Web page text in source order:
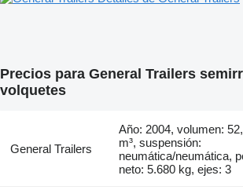
Precios para General Trailers
volquetes
General Trailers
Año: 2004, volumen:
m³, suspensión:
neumática/neumática,
neto: 5.680 kg, ejes: 3